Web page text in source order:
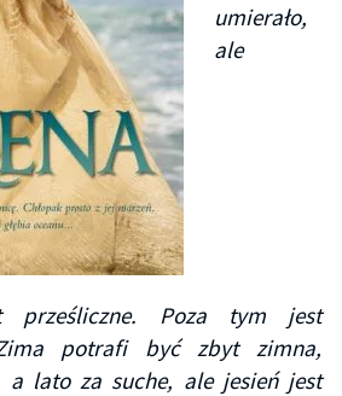
umierało,
ale
prześliczne. Poza tym jest
potrafi być zbyt zimna,
a lato za suche, ale jesień jest